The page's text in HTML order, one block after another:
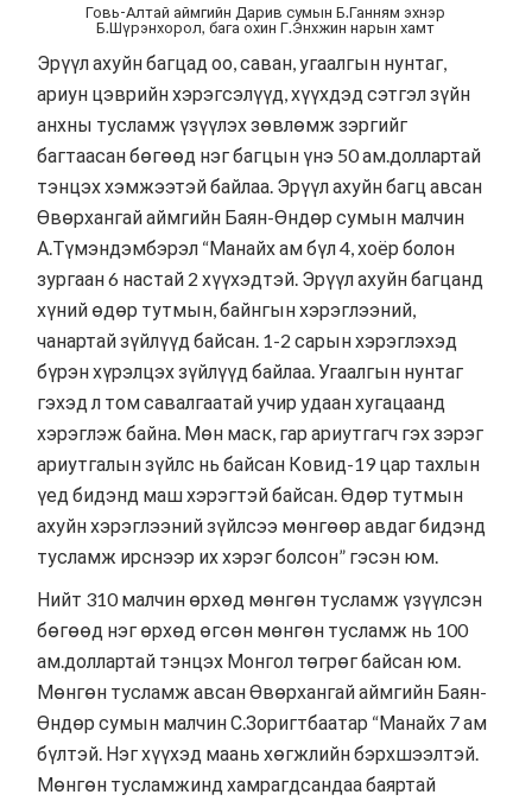
Говь-Алтай аймгийн Дарив сумын Б.Ганням эхнэр
Б.Шүрэнхорол, бага охин Г.Энхжин нарын хамт
Эрүүл ахуйн багцад оо, саван, угаалгын нунтаг,
ариун цэврийн хэрэгсэлүүд, хүүхдэд сэтгэл зүйн
анхны тусламж үзүүлэх зөвлөмж зэргийг
багтаасан бөгөөд нэг багцын үнэ 50 ам.доллартай
тэнцэх хэмжээтэй байлаа. Эрүүл ахуйн багц авсан
Өвөрхангай аймгийн Баян-Өндөр сумын малчин
А.Түмэндэмбэрэл “Манайх ам бүл 4, хоёр болон
зургаан 6 настай 2 хүүхэдтэй. Эрүүл ахуйн багцанд
хүний өдөр тутмын, байнгын хэрэглээний,
чанартай зүйлүүд байсан. 1-2 сарын хэрэглэхэд
бүрэн хүрэлцэх зүйлүүд байлаа. Угаалгын нунтаг
гэхэд л том савалгаатай учир удаан хугацаанд
хэрэглэж байна. Мөн маск, гар ариутгагч гэх зэрэг
ариутгалын зүйлс нь байсан Ковид-19 цар тахлын
үед бидэнд маш хэрэгтэй байсан. Өдөр тутмын
ахуйн хэрэглээний зүйлсээ мөнгөөр авдаг бидэнд
тусламж ирснээр их хэрэг болсон” гэсэн юм.
Нийт 310 малчин өрхөд мөнгөн тусламж үзүүлсэн
бөгөөд нэг өрхөд өгсөн мөнгөн тусламж нь 100
ам.доллартай тэнцэх Монгол төгрөг байсан юм.
Мөнгөн тусламж авсан Өвөрхангай аймгийн Баян-
Өндөр сумын малчин С.Зоригтбаатар “Манайх 7 ам
бүлтэй. Нэг хүүхэд маань хөгжлийн бэрхшээлтэй.
Мөнгөн тусламжинд хамрагдсандаа баяртай